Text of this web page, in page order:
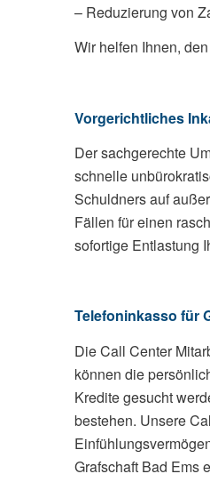
– Reduzierung von
Wir helfen Ihnen,
Vorgerichtliches
Der sachgerechte
schnelle
Schuldners auf
Fällen für einen
sofortige Entlastung
Telefoninkasso für
Die Call Center
können die
Kredite gesucht
bestehen. Unsere
Grafschaft Bad Ems